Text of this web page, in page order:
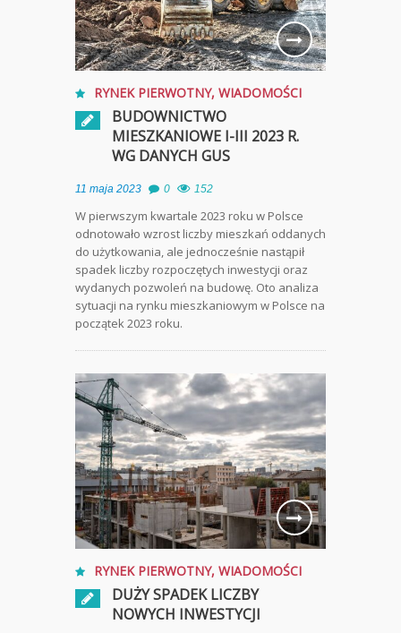
RYNEK PIERWOTNY, WIADOMOŚCI
BUDOWNICTWO
MIESZKANIOWE I-III 2023 R.
WG DANYCH GUS
11 maja 2023 0 152
W pierwszym kwartale 2023 roku w Polsce
odnotowało wzrost liczby mieszkań oddanych
do użytkowania, ale jednocześnie nastąpił
spadek liczby rozpoczętych inwestycji oraz
wydanych pozwoleń na budowę. Oto analiza
sytuacji na rynku mieszkaniowym w Polsce na
początek 2023 roku.
RYNEK PIERWOTNY, WIADOMOŚCI
DUŻY SPADEK LICZBY
NOWYCH INWESTYCJI